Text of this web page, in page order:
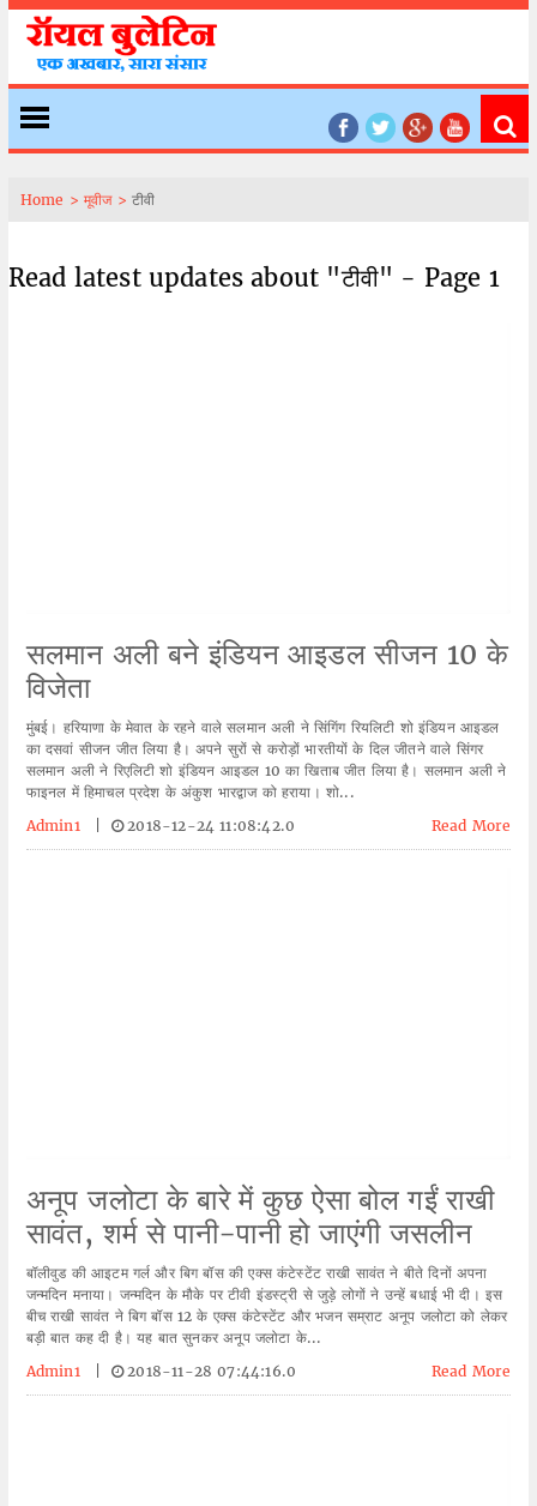
Home > मूवीज >टीवी
Read latest updates about "टीवी" - Page 1
सलमान अली बने इंडियन आइडल सीजन 10 के
विजेता
मुंबई। हरियाणा के मेवात के रहने वाले सलमान अली ने सिंगिंग रियलिटी शो इंडियन आइडल
का दसवां सीजन जीत लिया है। अपने सुरों से करोड़ों भारतीयों के दिल जीतने वाले सिंगर
सलमान अली ने रिएलिटी शो इंडियन आइडल 10 का खिताब जीत लिया है। सलमान अली ने
फाइनल में हिमाचल प्रदेश के अंकुश भारद्वाज को हराया। शो...
Admin1
2018-12-24 11:08:42.0 Read More
अनूप जलोटा के बारे में कुछ ऐसा बोल गईं राखी
सावंत, शर्म से पानी-पानी हो जाएंगी जसलीन
बॉलीवुड की आइटम गर्ल और बिग बॉस की एक्स कंटेस्टेंट राखी सावंत ने बीते दिनों अपना
जन्मदिन मनाया। जन्मदिन के मौके पर टीवी इंडस्ट्री से जुड़े लोगों ने उन्हें बधाई भी दी। इस
बीच राखी सावंत ने बिग बॉस 12 के एक्स कंटेस्टेंट और भजन सम्राट अनूप जलोटा को लेकर
बड़ी बात कह दी है। यह बात सुनकर अनूप जलोटा के...
Admin1
2018-11-28 07:44:16.0 Read More